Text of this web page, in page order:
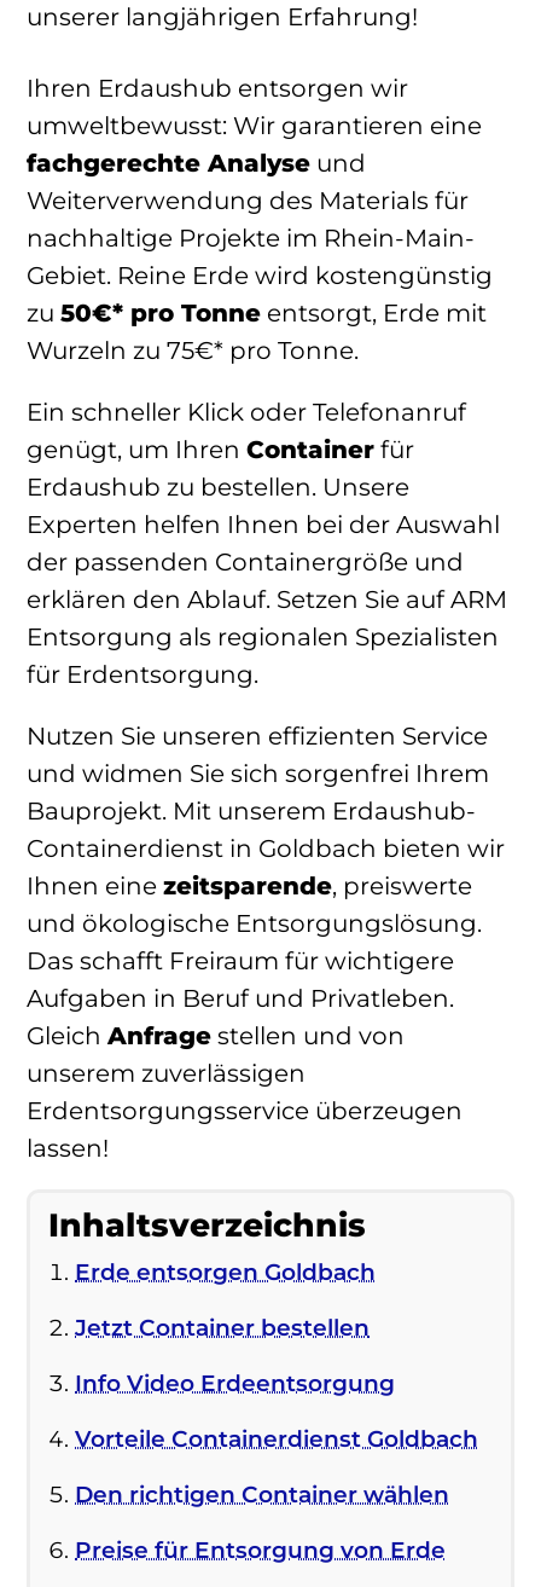
unserer langjährigen Erfahrung!
Ihren Erdaushub entsorgen wir
umweltbewusst: Wir garantieren eine
fachgerechte Analyse und
Weiterverwendung des Materials für
nachhaltige Projekte im Rhein-Main-
Gebiet. Reine Erde wird kostengünstig
zu 50€* pro Tonne entsorgt, Erde mit
Wurzeln zu 75€* pro Tonne.
Ein schneller Klick oder Telefonanruf
genügt, um Ihren Container für
Erdaushub zu bestellen. Unsere
Experten helfen Ihnen bei der Auswahl
der passenden Containergröße und
erklären den Ablauf. Setzen Sie auf ARM
Entsorgung als regionalen Spezialisten
für Erdentsorgung.
Nutzen Sie unseren effizienten Service
und widmen Sie sich sorgenfrei Ihrem
Bauprojekt. Mit unserem Erdaushub-
Containerdienst in Goldbach bieten wir
Ihnen eine zeitsparende, preiswerte
und ökologische Entsorgungslösung.
Das schafft Freiraum für wichtigere
Aufgaben in Beruf und Privatleben.
Gleich Anfrage stellen und von
unserem zuverlässigen
Erdentsorgungsservice überzeugen
lassen!
Inhaltsverzeichnis
Erde entsorgen Goldbach
Jetzt Container bestellen
Info Video Erdeentsorgung
Vorteile Containerdienst Goldbach
Den richtigen Container wählen
Preise für Entsorgung von Erde